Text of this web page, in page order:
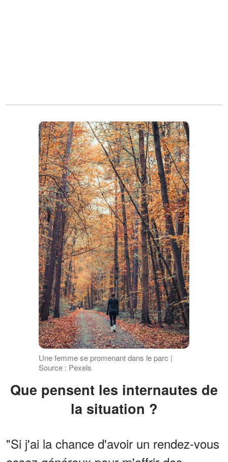
Une femme se promenant dans le parc |
Source : Pexels
Que pensent les internautes de
la situation ?
"Si j'ai la chance d'avoir un rendez-vous